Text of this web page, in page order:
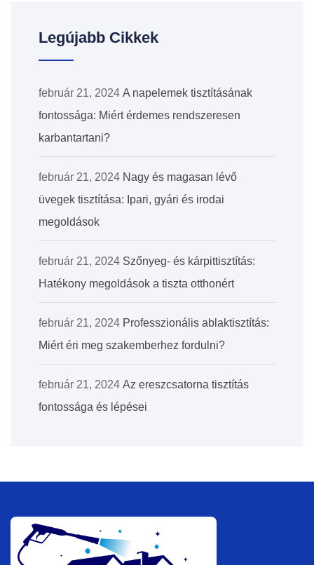
Legújabb Cikkek
február 21, 2024 A napelemek tisztításának
fontossága: Miért érdemes rendszeresen
karbantartani?
február 21, 2024 Nagy és magasan lévő
üvegek tisztítása: Ipari, gyári és irodai
megoldások
február 21, 2024 Szőnyeg- és kárpittisztítás:
Hatékony megoldások a tiszta otthonért
február 21, 2024 Professzionális ablaktisztítás:
Miért éri meg szakemberhez fordulni?
február 21, 2024 Az ereszcsatorna tisztítás
fontossága és lépései